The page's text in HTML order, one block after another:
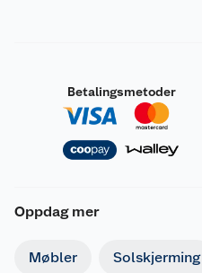
Betalingsmetoder
Oppdag mer
Møbler Solskjerming